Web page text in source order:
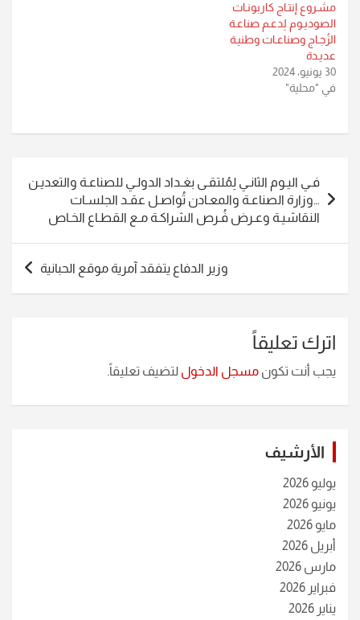
مشـروع إنتـاج كاربونـات
الصوديـوم لِدعـم صناعـة
الزُجـاج وصناعـات وطنيـة
عديـدة
30 يونيو، 2024
في "محلية"
المقالات
فـي اليـوم الثانـي لِمُلتقـى بغـداد الدولـي للصناعـة والتعديـن
…وزارة الصناعـة والمعـادن تُواصـل عقـد الجلسـات
النقاشيـة وعـرض فُـرص الشراكـة مـع القطـاع الخـاص
وزير الدفاع يتفقد آمرية موقع الحبانية
اترك تعليقاً
يجب أنت تكون مسجل الدخول لتضيف تعليقاً.
الأرشيف
يوليو 2026
يونيو 2026
مايو 2026
أبريل 2026
مارس 2026
فبراير 2026
يناير 2026